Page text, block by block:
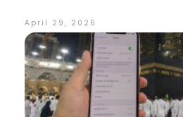
April 29, 2026